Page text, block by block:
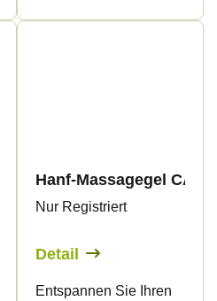
mit
Hanf-Massagegel
Nur Registriert
Detail
Entspannen Sie Ihren